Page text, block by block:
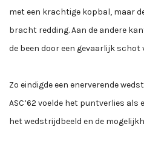
met een krachtige kopbal, maar
bracht redding. Aan de andere
de been door een gevaarlijk schot
Zo eindigde een enerverende
ASC’62 voelde het puntverlies als
het wedstrijdbeeld en de